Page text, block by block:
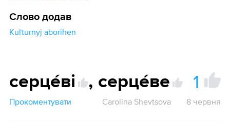
Слово додав
Kuľturnyj aborihen
серце́ві , серце́ве 1
Прокоментувати Carolina Shevtsova 8 червня